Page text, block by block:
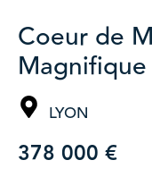
Coeur de
LYON
378 000 €